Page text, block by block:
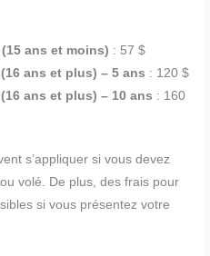
ans et moins) : 57 $
ans et plus) – 5 ans : 120 $
ans et plus) – 10 ans : 160
s’appliquer si vous devez
volé. De plus, des frais pour
si vous présentez votre